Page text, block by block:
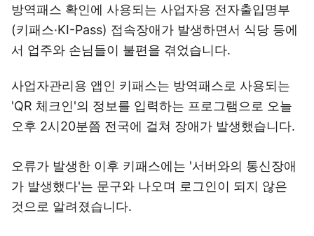
방역패스 확인에 사용되는 사업자용 전자출입명부
(키패스·KI-Pass) 접속장애가 발생하면서 식당 등에
서 업주와 손님들이 불편을 겪었습니다.
사업자관리용 앱인 키패스는 방역패스로 사용되는
'QR 체크인'의 정보를 입력하는 프로그램으로 오늘
오후 2시20분쯤 전국에 걸쳐 장애가 발생했습니다.
오류가 발생한 이후 키패스에는 '서버와의 통신장애
가 발생했다'는 문구와 나오며 로그인이 되지 않은
것으로 알려졌습니다.